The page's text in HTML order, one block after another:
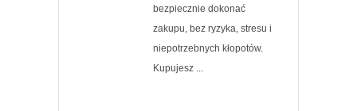
bezpiecznie dokonać
zakupu, bez ryzyka, stresu i
niepotrzebnych kłopotów.
Kupujesz ...